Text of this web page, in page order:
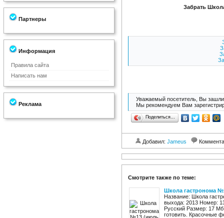
Партнеры
Информация
Правила сайта
Написать нам
Реклама
Забрать
Уважаемый посетитель, Вы зашли
Мы рекомендуем Вам
Поделиться…
Добавил: Jameus
Смотрите также по теме:
Школа гастронома
Название: Школа
выхода: 2013 Номер:
Русский Размер: 17
готовить. Красочные